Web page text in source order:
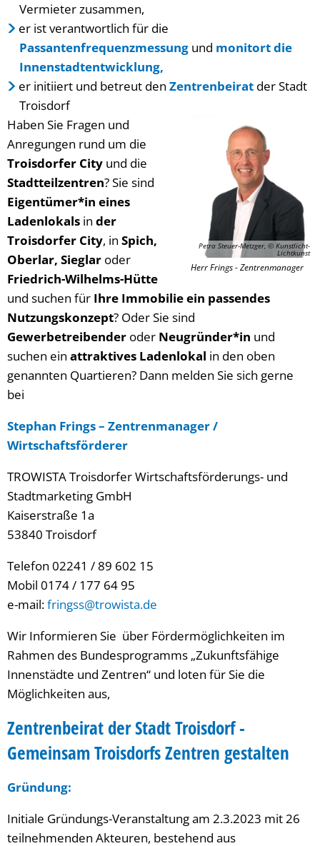
Vermieter zusammen,
er ist verantwortlich für die
Passantenfrequenzmessung und monitort die
Innenstadtentwicklung,
er initiiert und betreut denZentrenbeirat der Stadt
Troisdorf
Petra Steuer-Metzger, © Kunstlicht-
Lichtkunst
Herr Frings - Zentrenmanager
Haben Sie Fragen und
Anregungen rund um die
Troisdorfer City und die
Stadtteilzentren? Sie sind
Eigentümer*in eines
Ladenlokals in der
Troisdorfer City, in Spich,
Oberlar, Sieglar oder
Friedrich-Wilhelms-Hütte
und suchen für Ihre Immobilie ein passendes
Nutzungskonzept? Oder Sie sind
Gewerbetreibender oder Neugründer*in und
suchen ein attraktives Ladenlokal in den oben
genannten Quartieren? Dann melden Sie sich gerne
bei
Stephan Frings – Zentrenmanager /
Wirtschaftsförderer
TROWISTA Troisdorfer Wirtschaftsförderungs- und
Stadtmarketing GmbH
Kaiserstraße 1a
53840 Troisdorf
Telefon 02241 / 89 602 15
Mobil 0174 / 177 64 95
e-mail:fringss@trowista.de
Wir Informieren Sie über Fördermöglichkeiten im
Rahmen des Bundesprogramms „Zukunftsfähige
Innenstädte und Zentren“ und loten für Sie die
Möglichkeiten aus,
Zentrenbeirat der Stadt Troisdorf -
Gemeinsam Troisdorfs Zentren gestalten
Gründung:
Initiale Gründungs-Veranstaltung am 2.3.2023 mit 26
teilnehmenden Akteuren, bestehend aus